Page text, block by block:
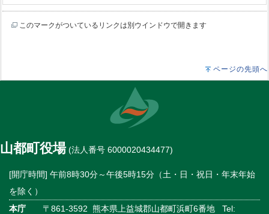
このマークがついているリンクは別ウインドウで開きます
ページの先頭へ
山都町役場(法人番号 6000020434477)
[開庁時間] 午前8時30分～午後5時15分（土・日・祝日・年末年始
を除く）
本庁 〒861-3592 熊本県上益城郡山都町浜町6番地 Tel: